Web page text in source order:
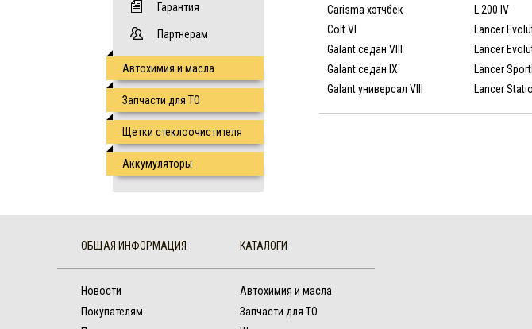
Гарантия
Партнерам
Автохимия и масла
Запчасти для ТО
Щетки стеклоочистителя
Аккумуляторы
Carisma хэтчбек
Colt VI
Galant седан VIII
Galant седан IX
Galant универсал VIII
L 200 IV
Lancer
Lancer
Lancer
Lancer
ОБЩАЯ ИНФОРМАЦИЯ
Новости
Покупателям
КАТАЛОГИ
Автохимия и масла
Запчасти для ТО